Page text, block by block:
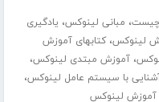
چیست، مبانی لینوکس، یادگیری
لینوکس،کتابهای آموزش
،آموزش مبتدی لینوکس،
با سیستم عامل لینوکس،
آموزش لینوکس